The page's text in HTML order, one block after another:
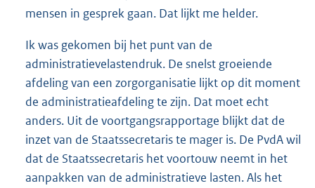
mensen in gesprek gaan. Dat lijkt me helder.
Ik was gekomen bij het punt van de
administratievelastendruk. De snelst groeiende
afdeling van een zorgorganisatie lijkt op dit moment
de administratieafdeling te zijn. Dat moet echt
anders. Uit de voortgangsrapportage blijkt dat de
inzet van de Staatssecretaris te mager is. De PvdA wil
dat de Staatssecretaris het voortouw neemt in het
aanpakken van de administratieve lasten. Als het